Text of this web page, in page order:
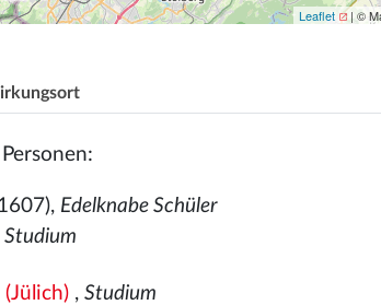
Leaflet | ©
Edelknabe Schüler
Studium
,Studium